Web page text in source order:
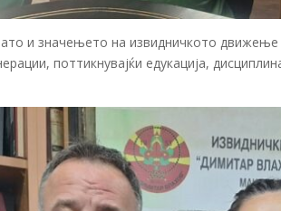
и значењето на извидничкото движење
поттикнувајќи едукација,